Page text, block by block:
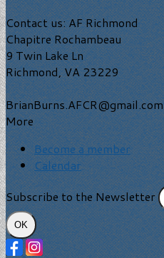
Contact us: AF Richmond
Chapitre Rochambeau
9 Twin Lake Ln
Richmond, VA 23229
BrianBurns.AFCR@gmail.com
More
Become a member
Calendar
Subscribe to the Newsletter
OK